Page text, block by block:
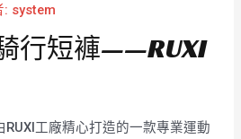
: system
行短褲——RUXI
工廠精心打造的一款專業運動